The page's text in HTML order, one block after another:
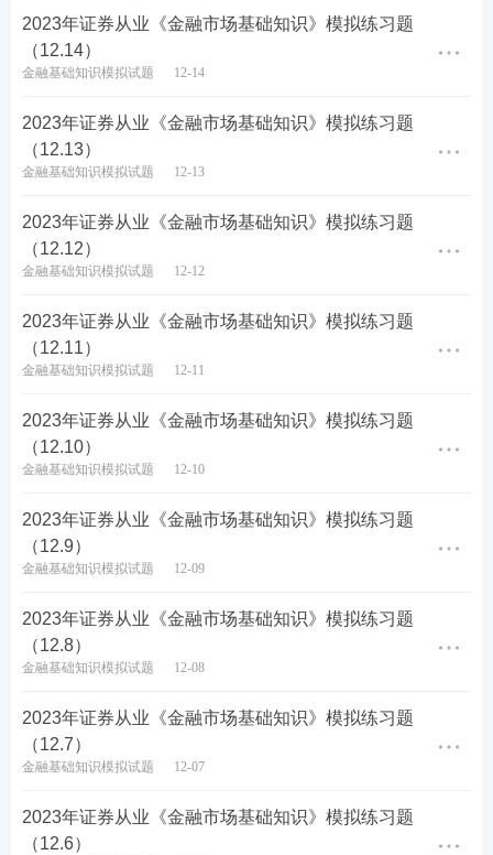
信群
料】
全国各地证券行业薪资行情，测你能拿多少>>
下载233网校APP——证券从业——题库——做题，包
括章节练习、每日一练、模拟试卷、历年真题、易错
题等，可随时随地刷题。【下载APP掌上刷题】
2023年证券从业《金融市场基础知识》模拟练习题
（12.14）
金融基础知识模拟试题 12-14
2023年证券从业《金融市场基础知识》模拟练习题
（12.13）
金融基础知识模拟试题 12-13
2023年证券从业《金融市场基础知识》模拟练习题
（12.12）
金融基础知识模拟试题 12-12
2023年证券从业《金融市场基础知识》模拟练习题
（12.11）
金融基础知识模拟试题 12-11
2023年证券从业《金融市场基础知识》模拟练习题
（12.10）
金融基础知识模拟试题 12-10
2023年证券从业《金融市场基础知识》模拟练习题
（12.9）
金融基础知识模拟试题 12-09
2023年证券从业《金融市场基础知识》模拟练习题
（12.8）
金融基础知识模拟试题 12-08
2023年证券从业《金融市场基础知识》模拟练习题
（12.7）
金融基础知识模拟试题 12-07
2023年证券从业《金融市场基础知识》模拟练习题
（12.6）